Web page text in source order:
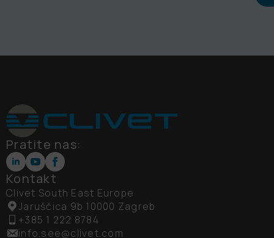
Pratite nas:
Kontakt
Clivet South East Europe
Jaruščica 9b 10000 Zagreb
+385 1 222 8784
info.see@clivet.com